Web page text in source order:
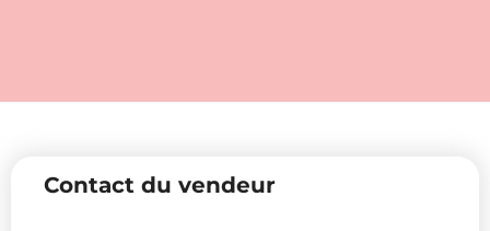
Contact du vendeur